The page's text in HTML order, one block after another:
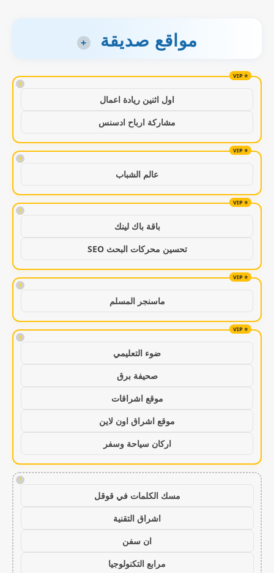
مواقع صديقة +
!
اول اثنين ريادة اعمال
مشاركة ارباح ادسنس
!
عالم الشباب
!
باقة باك لينك
تحسين محركات البحث SEO
!
ماسنجر المسلم
!
ضوء التعليمي
صحيفة برق
موقع اشراقات
موقع اشراق اون لاين
اركان سياحة وسفر
!
مسك الكلمات في قوقل
اشراق التقنية
ان سفن
مرابع التكنولوجيا